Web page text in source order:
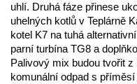
uhlí. Druhá fáze přinese
uhelných kotlů v Teplárně
kotel K7 na tuhá
parní turbína TG8 a
Palivový mix budou tvořit
komunální odpad s